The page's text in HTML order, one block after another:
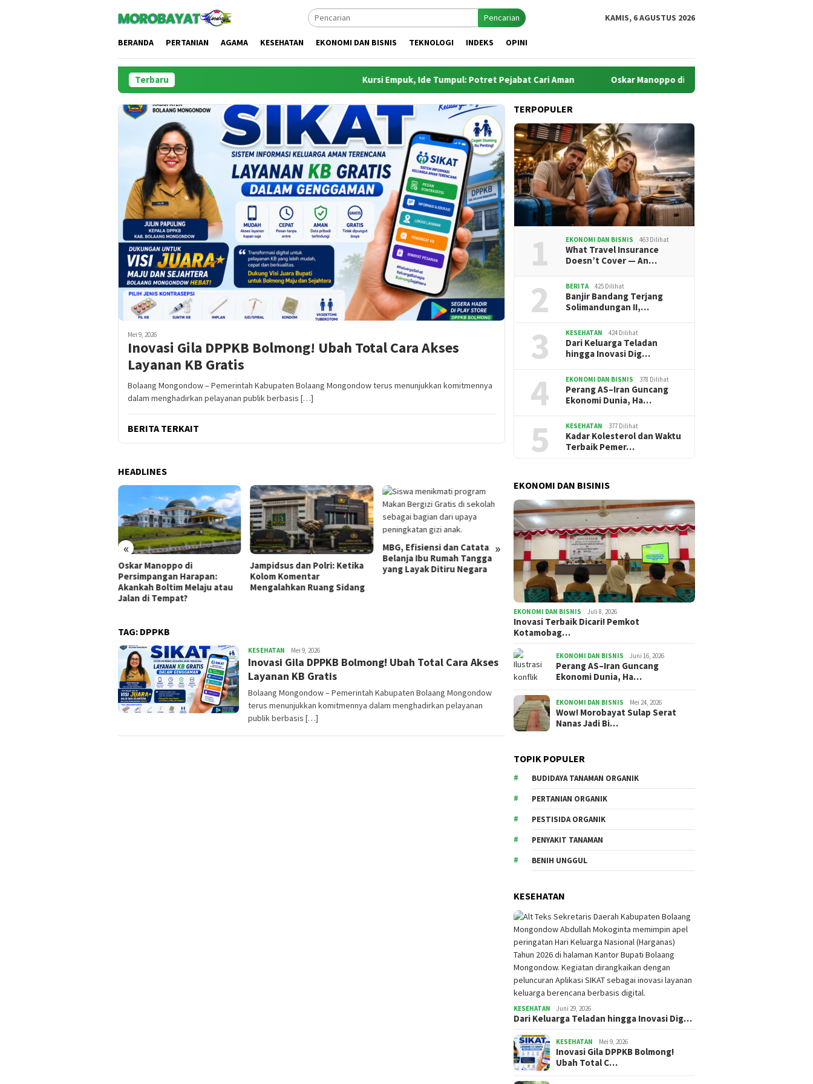
Pencarian KAMIS, 6 AGUSTUS 2026
BERANDA PERTANIAN AGAMA KESEHATAN EKONOMI DAN BISNIS TEKNOLOGI INDEKS OPINI
Terbaru Kursi Empuk, Ide Tumpul: Potret Pejabat Cari Aman Oskar Manoppo di Persimpangan Harapan: Akankah
Mei 9, 2026
Inovasi Gila DPPKB Bolmong! Ubah Total Cara Akses
Layanan KB Gratis
Bolaang Mongondow – Pemerintah Kabupaten Bolaang Mongondow terus menunjukkan komitmennya
dalam menghadirkan pelayanan publik berbasis […]
BERITA TERKAIT
HEADLINES
« »
Oskar Manoppo di
Persimpangan Harapan:
Akankah Boltim Melaju atau
Jalan di Tempat?
Jampidsus dan Polri: Ketika
Kolom Komentar
Mengalahkan Ruang Sidang
MBG, Efisiensi dan Catatan
Belanja Ibu Rumah Tangga
yang Layak Ditiru Negara
Inovasi Terbaik Dicari!
Pemkot Kotamobagu
Siapkan hadiah Rp27 Juta
Kursi Empuk, Ide Tumpul:
Potret Pejabat Cari Aman
TAG: DPPKB
KESEHATAN sofyanto
Mei 9, 2026
Inovasi Gila DPPKB Bolmong! Ubah Total Cara Akses
Layanan KB Gratis
Bolaang Mongondow – Pemerintah Kabupaten Bolaang Mongondow
terus menunjukkan komitmennya dalam menghadirkan pelayanan
publik berbasis […]
TERPOPULER
1 EKONOMI DAN BISNIS 463 Dilihat
What Travel Insurance
Doesn’t Cover — An…
2 BERITA 425 Dilihat
Banjir Bandang Terjang
Solimandungan II,…
3 KESEHATAN 424 Dilihat
Dari Keluarga Teladan
hingga Inovasi Dig…
4 EKONOMI DAN BISNIS 378 Dilihat
Perang AS–Iran Guncang
Ekonomi Dunia, Ha…
5 KESEHATAN 377 Dilihat
Kadar Kolesterol dan Waktu
Terbaik Pemer…
EKONOMI DAN BISINIS
EKONOMI DAN BISNIS Juli 8, 2026
Inovasi Terbaik Dicari! Pemkot
Kotamobag…
EKONOMI DAN BISNIS Juni 16, 2026
Perang AS–Iran Guncang
Ekonomi Dunia, Ha…
EKONOMI DAN BISNIS Mei 24, 2026
Wow! Morobayat Sulap Serat
Nanas Jadi Bi…
TOPIK POPULER
BUDIDAYA TANAMAN ORGANIK
PERTANIAN ORGANIK
PESTISIDA ORGANIK
PENYAKIT TANAMAN
BENIH UNGGUL
KESEHATAN
KESEHATAN Juni 29, 2026
Dari Keluarga Teladan hingga Inovasi Dig…
KESEHATAN Mei 9, 2026
Inovasi Gila DPPKB Bolmong!
Ubah Total C…